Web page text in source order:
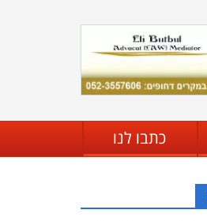
כתבו לנו